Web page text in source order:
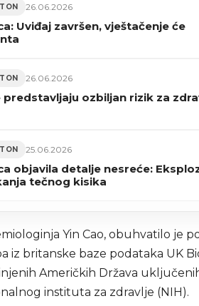
26.06.2026
Uviđaj završen, vještačenje će
26.06.2026
ozbiljan rizik za
25.06.2026
objavila detalje nesreće:
tečnog kisika
Yin Cao, obuhvatilo je
iz britanske baze podataka UK
Američkih Država
instituta za zdravlje (NIH).